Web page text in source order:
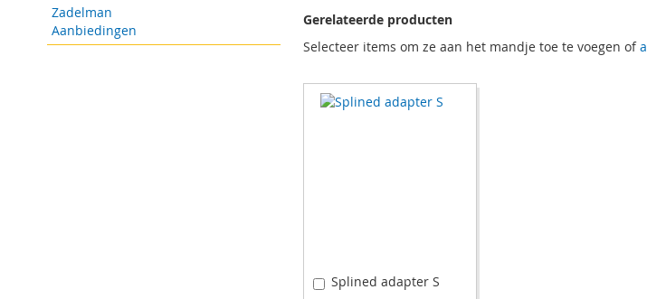
Gerelateerde producten
Selecteer items om ze aan het mandje toe te voegen of
Splined adapter S
In
Zadelman
Aanbiedingen